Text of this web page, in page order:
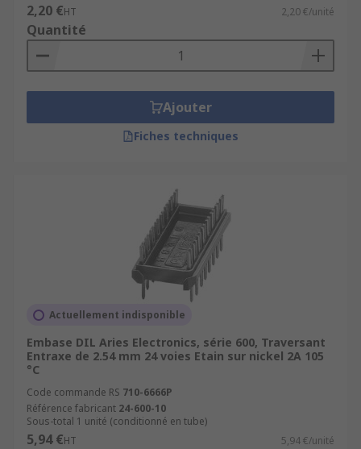
2,20 €HT 2,20 €/unité
Quantité
Ajouter
Fiches techniques
Actuellement indisponible
Embase DIL Aries Electronics, série 600, Traversant
Entraxe de 2.54 mm 24 voies Etain sur nickel 2A 105
°C
Code commande RS 710-6666P
Référence fabricant 24-600-10
Sous-total 1 unité (conditionné en tube)
5,94 €HT 5,94 €/unité